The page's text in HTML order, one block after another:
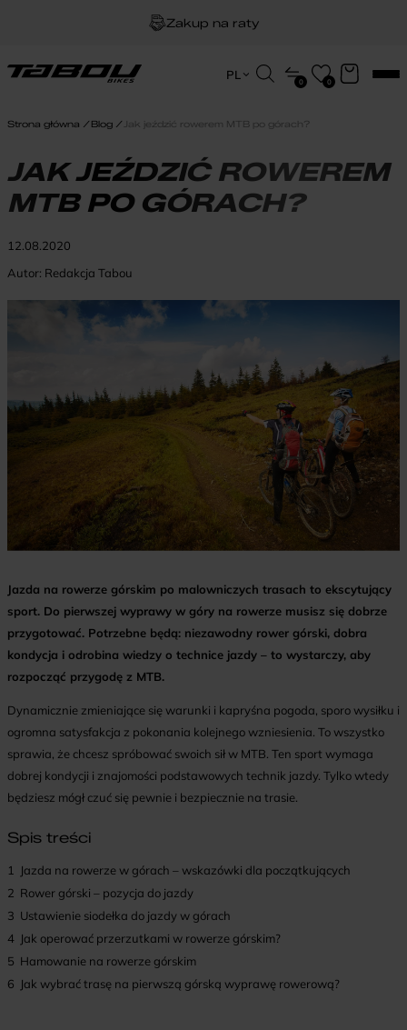
Zakup na raty
Dożywotnia gwarancja na ramę
PL
HU
Wyszukiwarka
produktów
0 0
Strona główna Blog Jak jeździć rowerem MTB po górach?
JAK JEŹDZIĆ ROWEREM
MTB PO GÓRACH?
12.08.2020
Autor: Redakcja Tabou
Jazda na rowerze górskim po malowniczych trasach to ekscytujący
sport. Do pierwszej wyprawy w góry na rowerze musisz się dobrze
przygotować. Potrzebne będą: niezawodny rower górski, dobra
kondycja i odrobina wiedzy o technice jazdy – to wystarczy, aby
rozpocząć przygodę z MTB.
Dynamicznie zmieniające się warunki i kapryśna pogoda, sporo wysiłku i
ogromna satysfakcja z pokonania kolejnego wzniesienia. To wszystko
sprawia, że chcesz spróbować swoich sił w MTB. Ten sport wymaga
dobrej kondycji i znajomości podstawowych technik jazdy. Tylko wtedy
będziesz mógł czuć się pewnie i bezpiecznie na trasie.
Spis treści
1
Jazda na rowerze w górach – wskazówki dla początkujących
2 Rower górski – pozycja do jazdy
3 Ustawienie siodełka do jazdy w górach
4 Jak operować przerzutkami w rowerze górskim?
5 Hamowanie na rowerze górskim
6 Jak wybrać trasę na pierwszą górską wyprawę rowerową?